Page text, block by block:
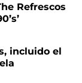
Refrescos
incluido el